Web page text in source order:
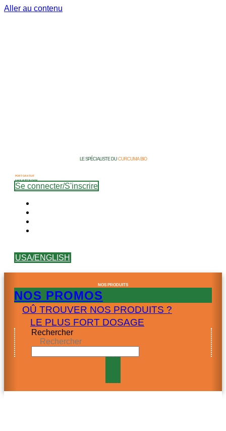
Aller au contenu
LE SPÉCIALISTE DU CURCUMA BIO
PORT GRATUIT
à partir de 40 € ttc d’achat
Se connecter/S'inscrire
USA/ENGLISH
NOS PRODUITS
NOS PROMOS
OÛ TROUVER NOS PRODUITS ?
LE PLUS FORT DOSAGE
Rechercher
Rechercher